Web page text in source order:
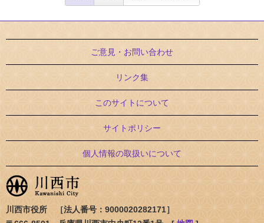
ご意見・お問い合わせ
リンク集
このサイトについて
サイトポリシー
個人情報の取扱いについて
川西市役所 ［法人番号：9000020282171］